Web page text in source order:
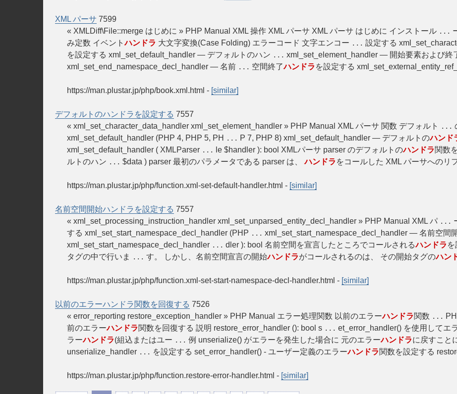
XML パーサ 7599
« XMLDiff\File::merge はじめに » PHP Manual XML 操作 XML パーサ XML パーサ はじめに インストール ...
み定数 イベントハンドラ 大文字変換(Case Folding) エラーコード 文字エンコー ... 設定する
を設定する xml_set_default_handler — デフォルトのハン ... xml_set_element_handler — 開始要素および終
xml_set_end_namespace_decl_handler — 名前 ... 空間終了ハンドラ を設定する
https://man.plustar.jp/php/book.xml.html - [similar]
デフォルトのハンドラを設定する 7557
« xml_set_character_data_handler xml_set_element_handler » PHP Manual XML パーサ 関数 デフォルト
...
xml_set_default_handler (PHP 4, PHP 5, PH
... P 7, PHP 8) xml_set_default_handler — デフォルトのハンド
xml_set_default_handler ( XMLParser ... le $handler ): bool XMLパーサ parser のデフォルトのハンドラ関数
ルトのハン ... $data ) parser 最初のパラメータである parser は、ハンドラ をコールした XML パーサへのリ
https://man.plustar.jp/php/function.xml-set-default-handler.html - [similar]
名前空間開始ハンドラを設定する 7557
« xml_set_processing_instruction_handler xml_set_unparsed_entity_decl_handler » PHP Manual XML パ ...
する xml_set_start_namespace_decl_handler (PHP ... xml_set_start_namespace_decl_handler — 名前空間
xml_set_start_namespace_decl_handler ... dler ): bool 名前空間を宣言したところでコールされるハンドラ
タグの中で行いま
... す。 しかし、名前空間宣言の開始ハンドラがコールされるのは、 その開始タグのハン
https://man.plustar.jp/php/function.xml-set-start-namespace-decl-handler.html - [similar]
以前のエラーハンドラ関数を回復する 7526
« error_reporting restore_exception_handler » PHP Manual エラー処理関数 以前のエラーハンドラ関数 ...
前のエラーハンドラ関数を回復する 説明 restore_error_handler (): bool s ... et_error_handler() を使用してエ
ラーハンドラ(組込またはユー ... 例 unserialize() がエラーを発生した場合に 元のエラーハンドラに戻すこと
unserialize_handler ... を設定する set_error_handler() - ユーザー定義のエラーハンドラ関数を設定する
https://man.plustar.jp/php/function.restore-error-handler.html - [similar]